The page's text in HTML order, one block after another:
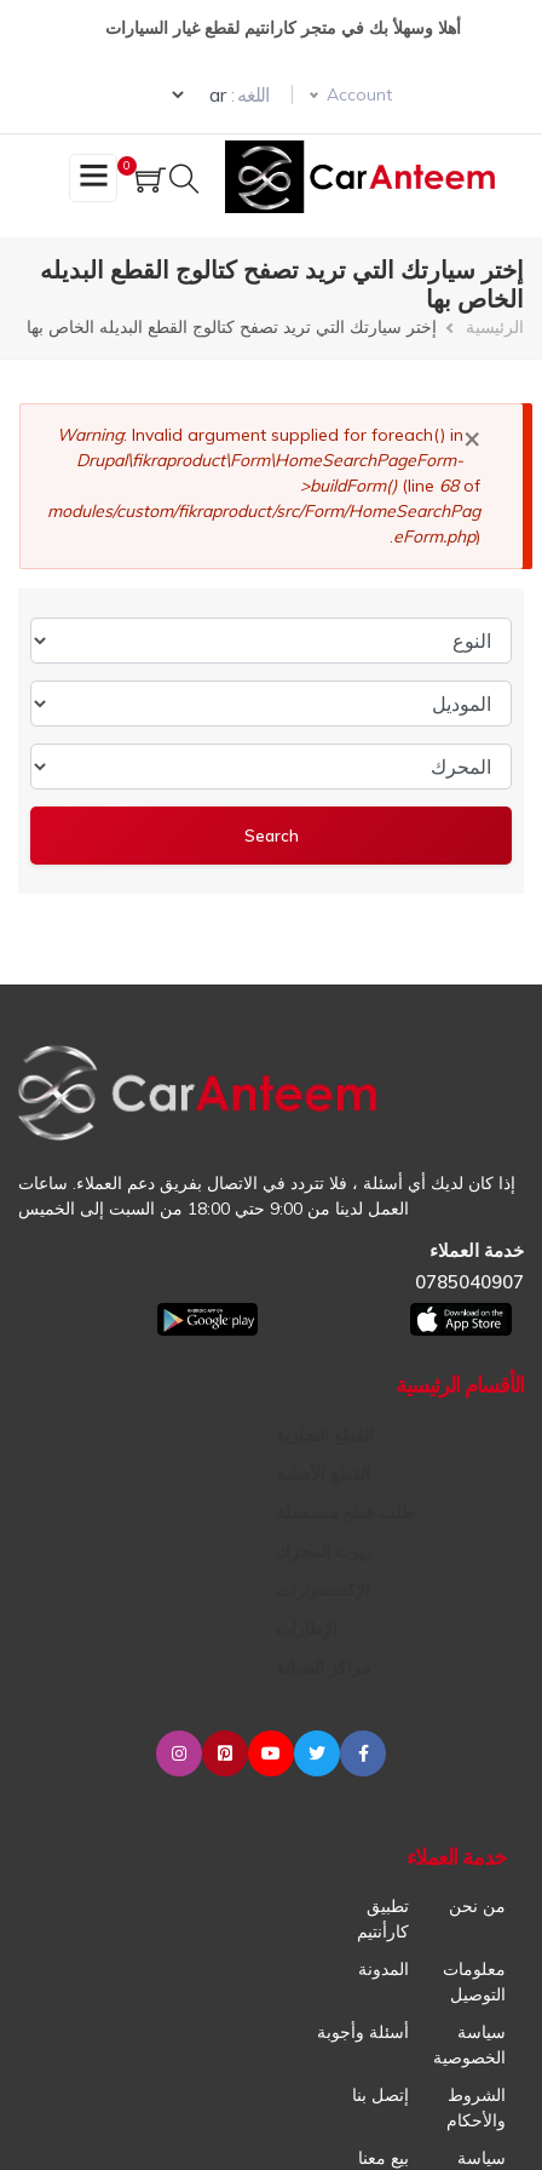
أهلا وسهلأ بك في متجر كارانتيم لقطع غيار السيارات
Account اللغه :
Select your language
0
إختر سيارتك التي تريد تصفح كتالوج القطع البديله
الخاص بها
مسار
الرئيسية إختر سيارتك التي تريد تصفح كتالوج القطع البديله الخاص بها
×
رسالة
الخطأ
Warning: Invalid argument supplied for foreach() in
Drupal\fikraproduct\Form\HomeSearchPageForm-
>buildForm()(line 68of
modules/custom/fikraproduct/src/Form/HomeSearchPag
eForm.php).
النوع
الموديل
المحرك
إذا كان لديك أي أسئلة ، فلا تتردد في الاتصال بفريق دعم العملاء. ساعات
العمل لدينا من 9:00 حتي 18:00 من السبت إلى الخميس
خدمة العملاء
0785040907
الأقسام الرئيسية
خدمة العملاء
من نحن
تطبيق
كارأنتيم
معلومات
التوصيل
المدونة
سياسة
الخصوصية
أسئلة وأجوبة
الشروط
والأحكام
إتصل بنا
سياسة بيع معنا